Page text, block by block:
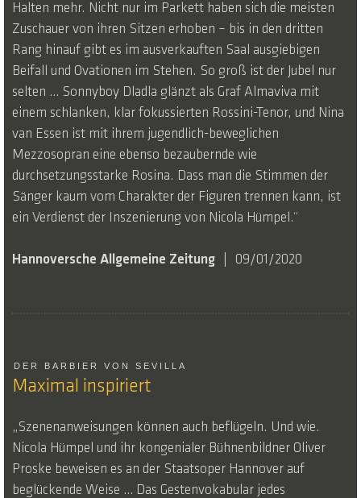
Halten mehr. Nicht nur im Parkett haben sich die meisten
Zuschauer von ihren Sitzen erhoben – bis in den dritten
Rang hinauf gibt es im ausverkauften Saal ausgiebigen
Beifall und Ovationen im Stehen. So groß ist der Jubel nur
selten … Sonnyboy Dladla glänzt als Graf Almaviva mit
einem schlanken, klar fokussierten Rossini-Tenor, und Nina
van Essen ist mit ihrem jugendlich-beweglichen
Mezzosopran eine ebenso bezaubernde wie
durchsetzungsstarke Rosina. Dass man die Stimmen der
Sänger kaum vom Charakter der Figuren trennen kann, ist
ein Verdienst der Inszenierung von Nicola Hümpel.“
Hannoversche Allgemeine Zeitung 09/01/2020
DER BARBIER VON SEVILLA
Maximal inspiriert
„Szenenanweisungen können auch beflügeln. Und wie.
Nicola Hümpel und ihr kongenialer Bühnenbildner Oliver
Proske beweisen es an der Staatsoper Hannover auf
beglückende Weise … Das Gestenvokabular jedes